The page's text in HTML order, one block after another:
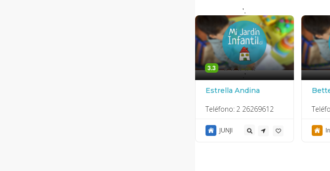
'.
.'
3.3
Estrella Andina
Teléfono: 2 26269612
JUNJI